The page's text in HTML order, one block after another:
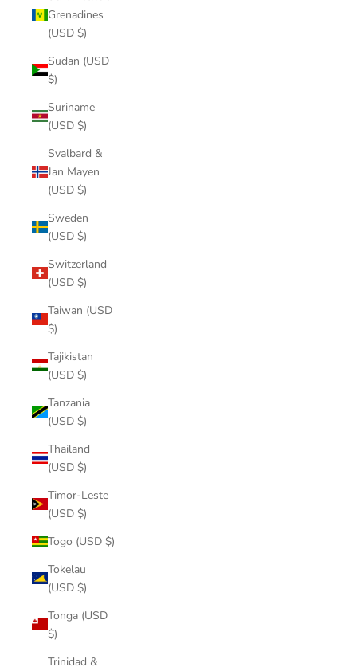
Grenadines
(USD $)
Sudan (USD
$)
Suriname
(USD $)
Svalbard &
Jan Mayen
(USD $)
Sweden
(USD $)
Switzerland
(USD $)
Taiwan (USD
$)
Tajikistan
(USD $)
Tanzania
(USD $)
Thailand
(USD $)
Timor-Leste
(USD $)
Togo (USD $)
Tokelau
(USD $)
Tonga (USD
$)
Trinidad &